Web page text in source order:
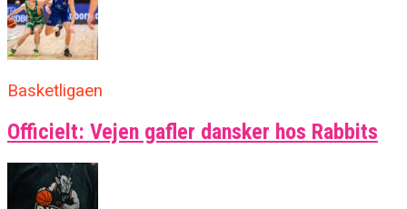
Basketligaen
Officielt: Vejen gafler dansker hos Rabbits